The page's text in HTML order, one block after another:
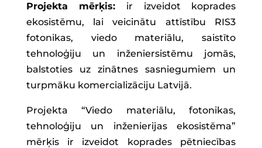
Projekta mērķis: ir izveidot koprades
ekosistēmu, lai veicinātu attīstību RIS3
fotonikas, viedo materiālu, saistīto
tehnoloģiju un inženiersistēmu jomās,
balstoties uz zinātnes sasniegumiem un
turpmāku komercializāciju Latvijā.
Projekta “Viedo materiālu, fotonikas,
tehnoloģiju un inženierijas ekosistēma”
mērķis ir izveidot koprades pētniecības